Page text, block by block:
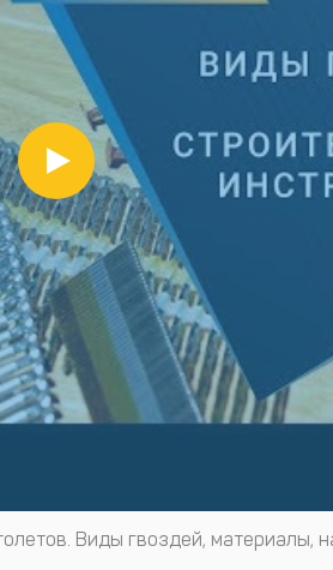
Виды гвоздей, материалы,